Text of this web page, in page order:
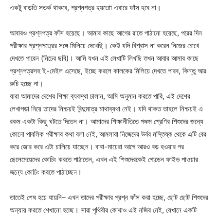
একটু বাড়তি সতর্ক থাকবে, প্রশ্নপত্র হয়তোা এবারে ফাঁস হবে না।
আবারও প্রশ্নপত্র ফাঁস হয়েছে। আমার কাছে আগের রাতে পাঠানো হয়েছে, পরের দিন
পরীক্ষার প্রশ্নপত্রের সঙ্গে মিলিয়ে দেখেছি। কেউ যদি বিশ্বাস না করেন নিজের চোখে
দেখতে পারেন (নিচের ছবি)। আমি যখন এই লেখাটি লিখছি তখন আবার আমার কাছে
প্রশ্নপত্রসহ ই-মেইল এসেছে, ইচ্ছে করলে কালকের মিলিয়ে দেখতে পারব, কিন্তু আর
রুচি হচ্ছে না।
যারা আমাদের দেশের শিক্ষা ব্যবস্থা চালান, আমি অনুমান করতে পারি, এই দেশের
লেখাপড়া নিয়ে তাদের নিশ্চয়ই বিন্দুমাত্র মাথাব্যথা নেই। যদি থাকত তাহলে নিশ্চয়ই এ
রকম একটা কিছু ঘটতে দিতেন না। আমাদের শিক্ষানীতিতে পঞ্চম শ্রেণির শিশুদের জন্যে
কোনো পাবলিক পরীক্ষার কথা বলা নেই, আমলারা নিজেদের উর্বর মস্তিষ্ক থেকে এটি বের
করে জোর করে এটা চালিয়ে যাচ্ছেন। বাবা-মায়েরা আগে আরও বড় হওয়ার পর
ছেলেমেয়েদের কোচিং করতে পাঠাতেন, এখন এই শিশুদেরকেই গোল্ডেন ফাইভ পাওয়ার
জন্যে কোচিং করতে পাঠাচ্ছেন।
তাতেই শেষ হয়ে যায়নি– এখন তাদের পরীক্ষার প্রশ্ন ফাঁস করা হচ্ছে, ছোট ছোট শিশুদের
অন্যায় করতে শেখানো হচ্ছে। সারা পৃথিবীর কোথাও এই নজির নেই, যেখানে একটি